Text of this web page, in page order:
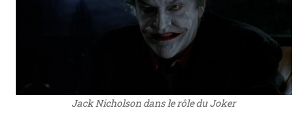
Jack Nicholson dans le rôle du Joker